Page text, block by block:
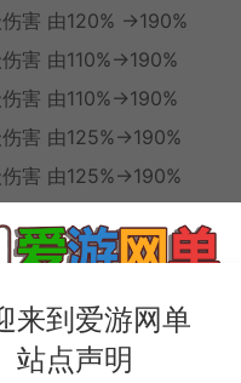
伤害 由120% →190%
伤害 由110%→190%
伤害 由110%→190%
伤害 由125%→190%
伤害 由125%→190%
伤害 由250%→350%
加圣属性伤害140%→200%
1段550%攻击一个怪物→5
280→350%
来到爱游网单
站点声明